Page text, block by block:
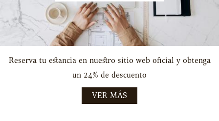
Reserva tu estancia en nuestro sitio web oficial y obtenga
un 24% de descuento
VER MÁS